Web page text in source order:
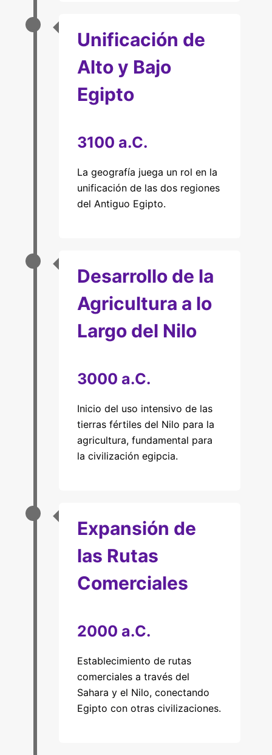
Unificación de
Alto y Bajo
Egipto
3100 a.C.
La geografía juega un rol en la
unificación de las dos regiones
del Antiguo Egipto.
Desarrollo de la
Agricultura a lo
Largo del Nilo
3000 a.C.
Inicio del uso intensivo de las
tierras fértiles del Nilo para la
agricultura, fundamental para
la civilización egipcia.
Expansión de
las Rutas
Comerciales
2000 a.C.
Establecimiento de rutas
comerciales a través del
Sahara y el Nilo, conectando
Egipto con otras civilizaciones.